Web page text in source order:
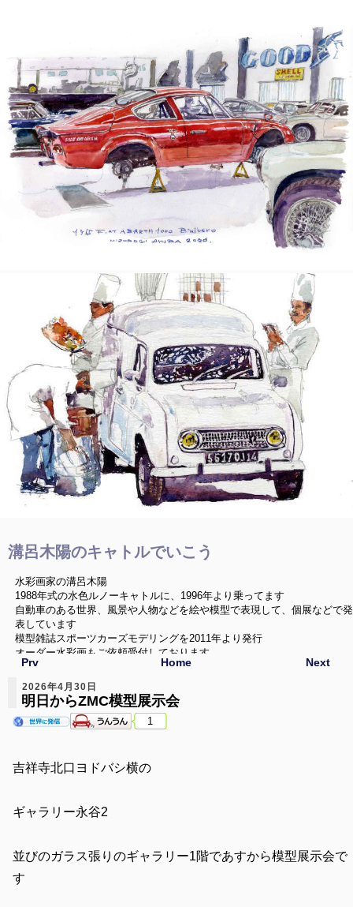
溝呂木陽のキャトルでいこう
水彩画家の溝呂木陽
1988年式の水色ルノーキャトルに、1996年より乗ってます
自動車のある世界、風景や人物などを絵や模型で表現して、個展などで発
表しています
模型雑誌スポーツカーズモデリングを2011年より発行
オーダー水彩画もご依頼受付しております
Next
Prv Home
2026年4月30日
明日からZMC模型展示会
1
吉祥寺北口ヨドバシ横の
ギャラリー永谷2
並びのガラス張りのギャラリー1階であすから模型展示会で
す